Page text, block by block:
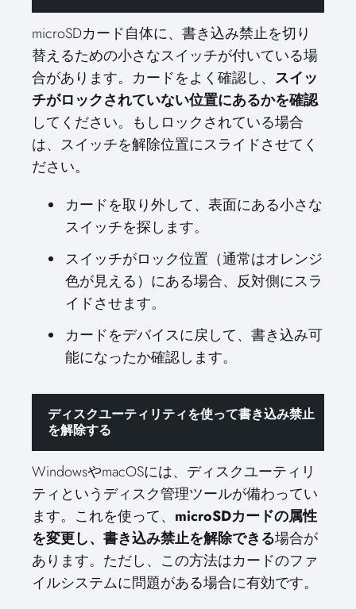
microSDカード自体に、書き込み禁止を切り
替えるための小さなスイッチが付いている場
合があります。カードをよく確認し、 スイッ
チがロックされていない位置にあるかを確認
してください。もしロックされている場合
は、スイッチを解除位置にスライドさせてく
ださい。
カードを取り外して、表面にある小さな
スイッチを探します。
スイッチがロック位置（通常はオレンジ
色が見える）にある場合、反対側にスラ
イドさせます。
カードをデバイスに戻して、書き込み可
能になったか確認します。
ディスクユーティリティを使って書き込み禁止
を解除する
WindowsやmacOSには、ディスクユーティリ
ティというディスク管理ツールが備わってい
ます。これを使って、 microSDカードの属性
を変更し、書き込み禁止を解除できる場合が
あります。ただし、この方法はカードのファ
イルシステムに問題がある場合に有効です。